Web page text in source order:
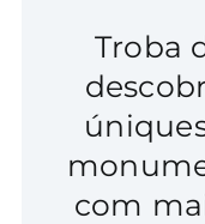
Troba
com